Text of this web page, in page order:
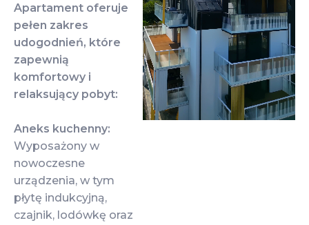
Apartament oferuje
pełen zakres
udogodnień, które
zapewnią
komfortowy i
relaksujący pobyt:
Aneks kuchenny:
Wyposażony w
nowoczesne
urządzenia, w tym
płytę indukcyjną,
czajnik, lodówkę oraz